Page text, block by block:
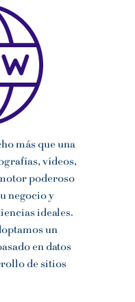
más que una
vídeos,
poderoso
negocio y
ideales.
un
en datos
de sitios